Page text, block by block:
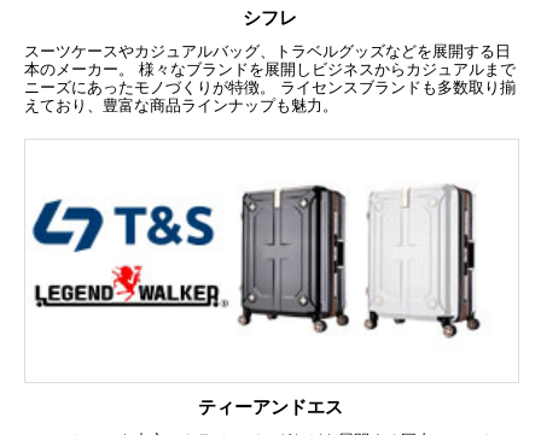
シフレ
スーツケースやカジュアルバッグ、トラベルグッズなどを展開する日
本のメーカー。 様々なブランドを展開しビジネスからカジュアルまで
ニーズにあったモノづくりが特徴。 ライセンスブランドも多数取り揃
えており、豊富な商品ラインナップも魅力。
ティーアンドエス